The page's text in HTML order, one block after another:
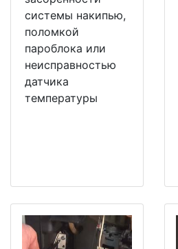
системы накипью,
поломкой
пароблока или
неисправностью
датчика
температуры